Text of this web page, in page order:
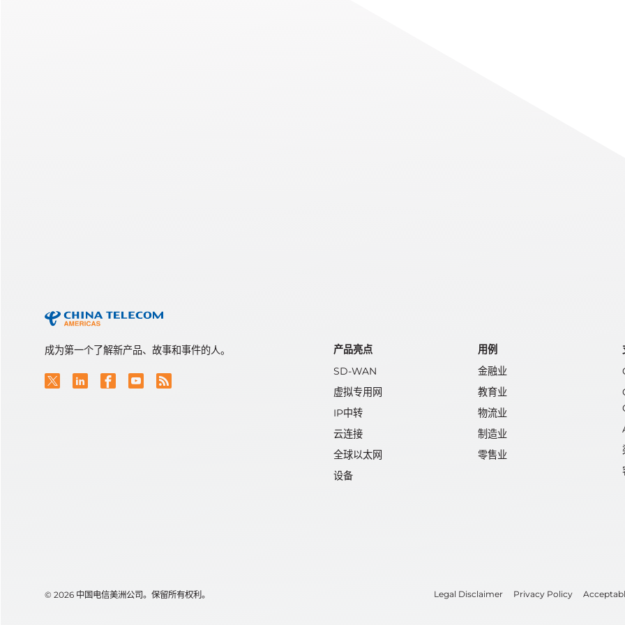
成为第一个了解新产品、故事和事件的人。
产品亮点
SD-WAN
虚拟专用网
IP中转
云连接
全球以太网
设备
用例
金融业
教育业
物流业
制造业
零售业
© 2026 中国电信美洲公司。保留所有权利。 Legal Disclaimer Privacy Policy